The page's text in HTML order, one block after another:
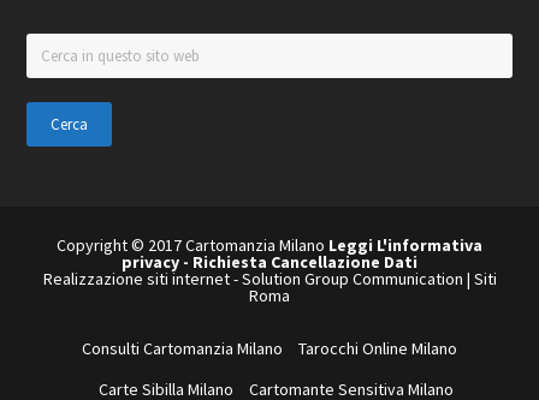
Cerca
in
questo
sito
web
Copyright © 2017 Cartomanzia Milano Leggi L'informativa
privacy - Richiesta Cancellazione Dati
Realizzazione siti internet-Solution Group Communication | Siti
Roma
Consulti Cartomanzia Milano
Tarocchi Online Milano
Carte Sibilla Milano
Cartomante Sensitiva Milano